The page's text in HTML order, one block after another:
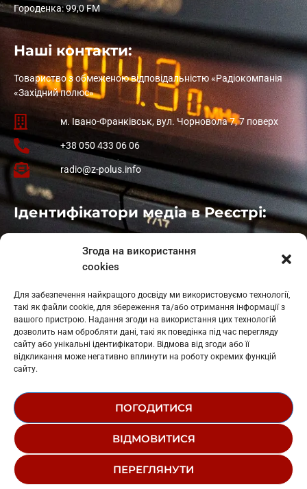
Згода на використання
cookies
Для забезпечення найкращого досвіду ми використовуємо технології,
такі як файли cookie, для збереження та/або отримання інформації з
вашого пристрою. Надання згоди на використання цих технологій
дозволить нам обробляти дані, такі як поведінка під час перегляду
сайту або унікальні ідентифікатори. Відмова від згоди або її
відкликання може негативно вплинути на роботу окремих функцій
сайту.
ПОГОДИТИСЯ
ВІДМОВИТИСЯ
ПЕРЕГЛЯНУТИ
Городенка: 99,0 FM
Наші контакти:
Товариство з обмеженою відповідальністю «Радіокомпанія
«Західний полюс»
м. Івано-Франківськ, вул. Чорновола 7, 7 поверх
+38 050 433 06 06
radio@z-polus.info
Ідентифікатори медіа в Реєстрі:
: L11-01410
: L11-01801
Косів: L11-01805
Гарасимів: L11-02274
© 1995-2026 РК «ЗАХІДНИЙ ПОЛЮС»
РЕДАКЦІЙНИЙ СТАТУТ
СТРУКТУРА ВЛАСНОСТІ